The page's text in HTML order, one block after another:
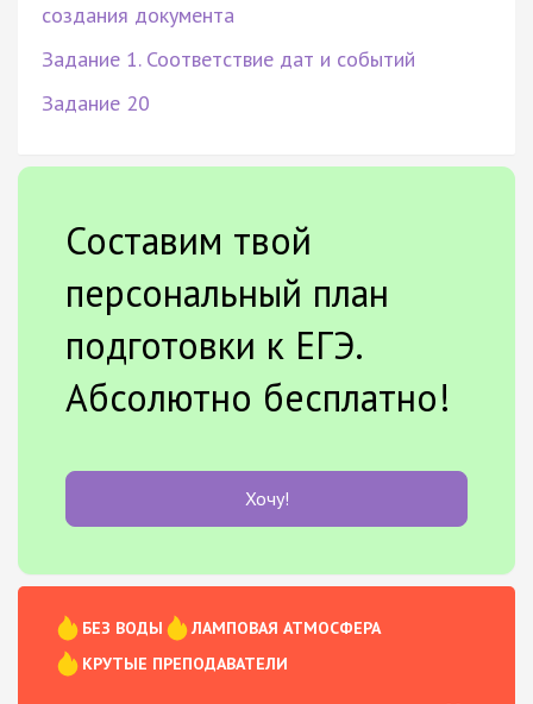
создания документа
Задание 1. Соответствие дат и событий
Задание 20
Составим твой
персональный план
подготовки к ЕГЭ.
Абсолютно бесплатно!
Хочу!
БЕЗ ВОДЫ
ЛАМПОВАЯ АТМОСФЕРА
КРУТЫЕ ПРЕПОДАВАТЕЛИ